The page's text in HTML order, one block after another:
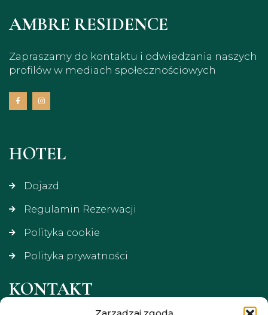
AMBRE RESIDENCE
Zapraszamy do kontaktu i odwiedzania naszych
profilów w mediach społecznościowych
HOTEL
Dojazd
Regulamin Rezerwacji
Polityka cookie
Polityka prywatności
KONTAKT